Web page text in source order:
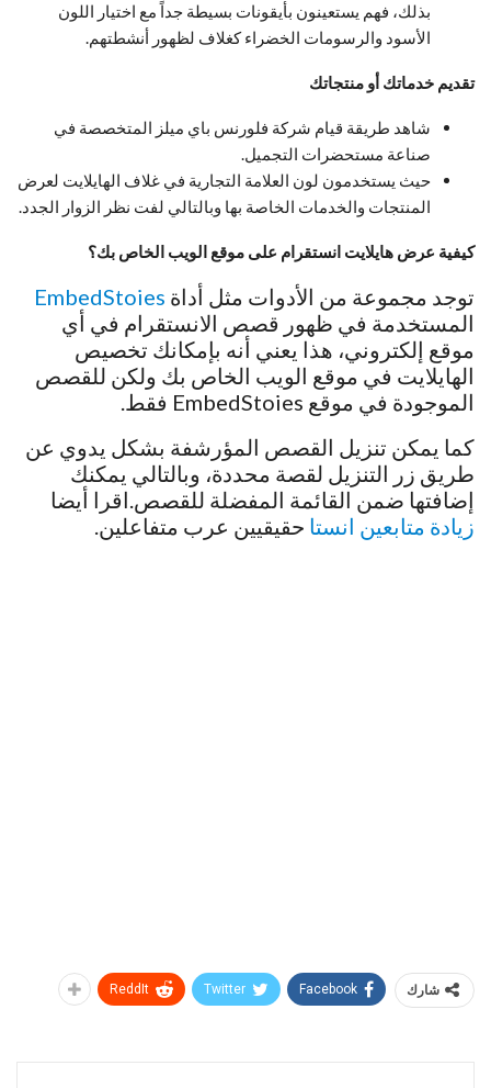
بذلك، فهم يستعينون بأيقونات بسيطة جداً مع اختيار اللون
الأسود والرسومات الخضراء كغلاف لظهور أنشطتهم.
تقديم خدماتك أو منتجاتك
شاهد طريقة قيام شركة فلورنس باي ميلز المتخصصة في
صناعة مستحضرات التجميل.
حيث يستخدمون لون العلامة التجارية في غلاف الهايلايت لعرض
المنتجات والخدمات الخاصة بها وبالتالي لفت نظر الزوار الجدد.
كيفية عرض هايلايت انستقرام على موقع الويب الخاص بك؟
توجد مجموعة من الأدوات مثل أداة EmbedStoies
المستخدمة في ظهور قصص الانستقرام في أي
موقع إلكتروني، هذا يعني أنه بإمكانك تخصيص
الهايلايت في موقع الويب الخاص بك ولكن للقصص
الموجودة في موقع EmbedStoies فقط.
كما يمكن تنزيل القصص المؤرشفة بشكل يدوي عن
طريق زر التنزيل لقصة محددة، وبالتالي يمكنك
إضافتها ضمن القائمة المفضلة للقصص.اقرا أيضا
زيادة متابعين انستا حقيقيين عرب متفاعلين.
شارك Facebook
Twitter
ReddIt